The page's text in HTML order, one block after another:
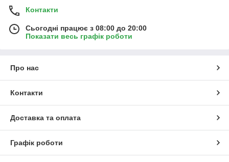
Контакти
Сьогодні працює з 08:00 до 20:00
Показати весь графік роботи
Про нас
Контакти
Доставка та оплата
Графік роботи